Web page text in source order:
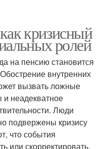
кризисный
ролей
на пенсию становится
внутренних
вызвать ложные
и неадекватное
Люди
подвержены кризису
что события
или скорректировать.